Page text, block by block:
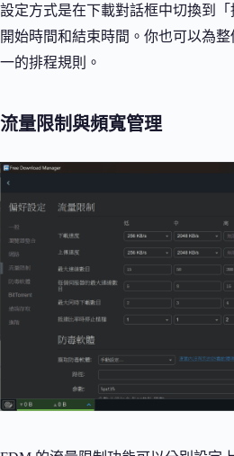
設定方式是在下載對話框中切換到
開始時間和結束時間。你也可以為
一的排程規則。
流量限制與頻寬管理